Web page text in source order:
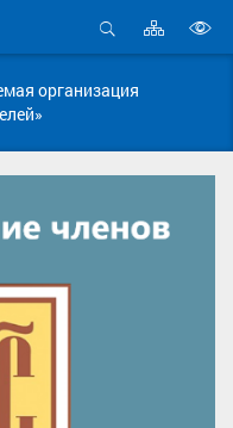
Открыть
Карта
сайта
организация